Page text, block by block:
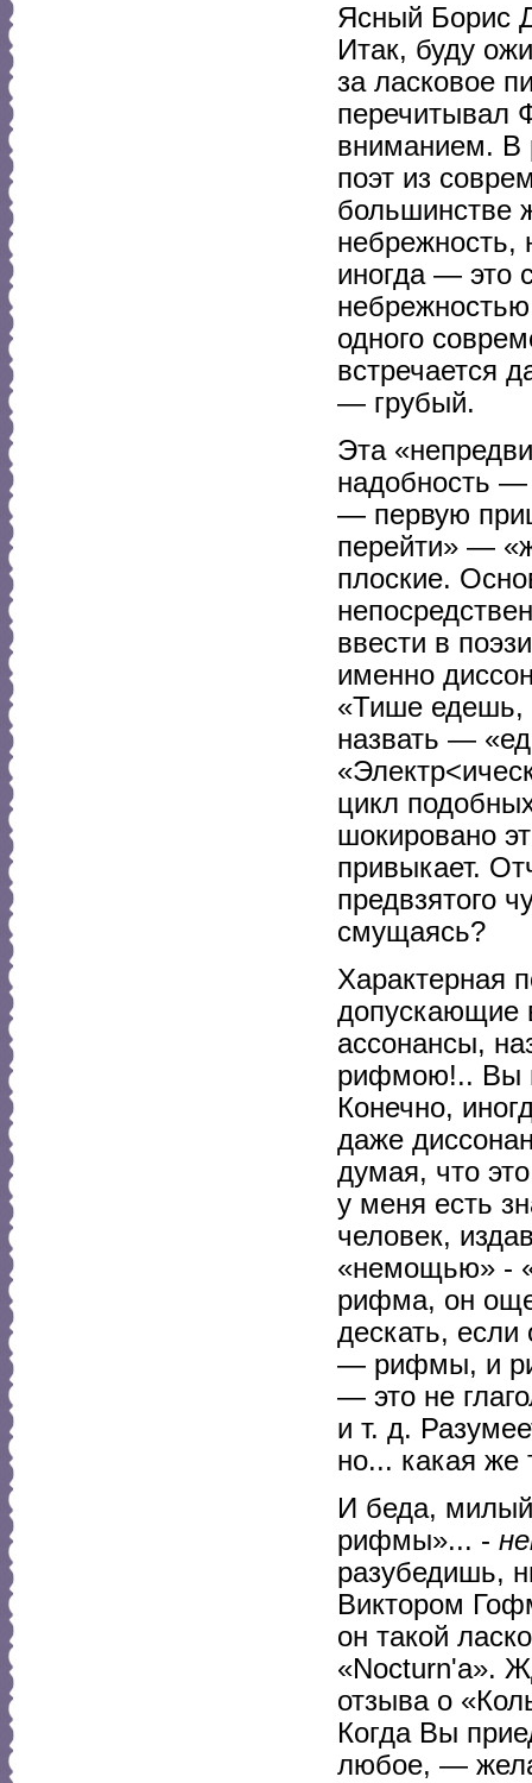
Ясный Борис
Итак, буду
за ласковое
перечитывал
вниманием. В
поэт из
большинстве
небрежность,
иногда — это
одного
встречается
— грубый.
Эта
надобность —
— первую
перейти» —
плоские.
ввести в
именно
«Тише едешь,
назвать —
цикл
шокировано
привыкает.
предвзятого
смущаясь?
Характерная
допускающие
ассонансы,
рифмою!.. Вы
Конечно,
даже
думая, что
у меня есть
человек,
«немощью» -
рифма, он
дескать,
— рифмы, и
— это не
и т. д.
но... какая же
И беда,
рифмы»... -
разубедишь,
Виктором
он такой
«Nocturn'a».
отзыва о
Когда Вы
любое, —